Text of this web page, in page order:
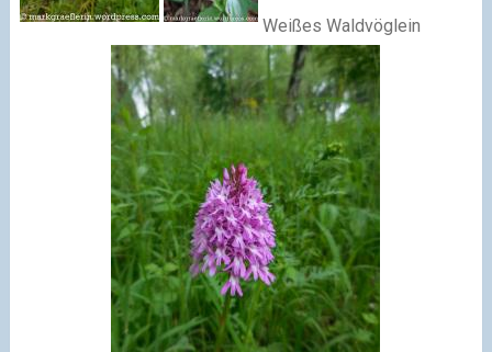
Weißes Waldvöglein